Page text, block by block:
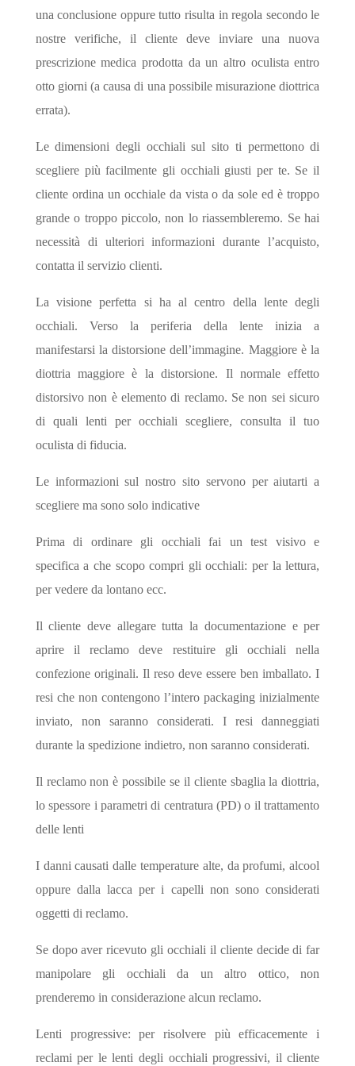
una conclusione oppure tutto risulta in regola secondo le
nostre verifiche, il cliente deve inviare una nuova
prescrizione medica prodotta da un altro oculista entro
otto giorni (a causa di una possibile misurazione diottrica
errata).
Le dimensioni degli occhiali sul sito ti permettono di
scegliere più facilmente gli occhiali giusti per te. Se il
cliente ordina un occhiale da vista o da sole ed è troppo
grande o troppo piccolo, non lo riassembleremo. Se hai
necessità di ulteriori informazioni durante l’acquisto,
contatta il servizio clienti.
La visione perfetta si ha al centro della lente degli
occhiali. Verso la periferia della lente inizia a
manifestarsi la distorsione dell’immagine. Maggiore è la
diottria maggiore è la distorsione. Il normale effetto
distorsivo non è elemento di reclamo. Se non sei sicuro
di quali lenti per occhiali scegliere, consulta il tuo
oculista di fiducia.
Le informazioni sul nostro sito servono per aiutarti a
scegliere ma sono solo indicative
Prima di ordinare gli occhiali fai un test visivo e
specifica a che scopo compri gli occhiali: per la lettura,
per vedere da lontano ecc.
Il cliente deve allegare tutta la documentazione e per
aprire il reclamo deve restituire gli occhiali nella
confezione originali. Il reso deve essere ben imballato. I
resi che non contengono l’intero packaging inizialmente
inviato, non saranno considerati. I resi danneggiati
durante la spedizione indietro, non saranno considerati.
Il reclamo non è possibile se il cliente sbaglia la diottria,
lo spessore i parametri di centratura (PD) o il trattamento
delle lenti
I danni causati dalle temperature alte, da profumi, alcool
oppure dalla lacca per i capelli non sono considerati
oggetti di reclamo.
Se dopo aver ricevuto gli occhiali il cliente decide di far
manipolare gli occhiali da un altro ottico, non
prenderemo in considerazione alcun reclamo.
Lenti progressive: per risolvere più efficacemente i
reclami per le lenti degli occhiali progressivi, il cliente